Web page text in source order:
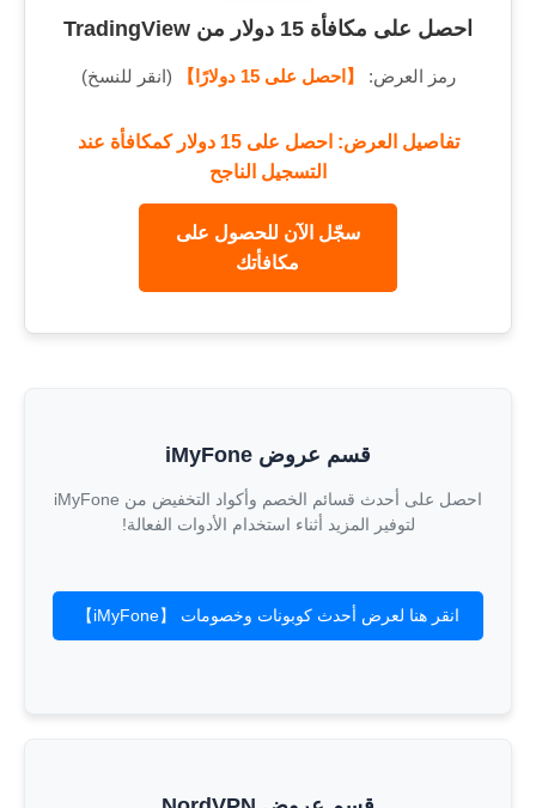
احصل على مكافأة 15 دولار من TradingView
رمز العرض: 【احصل على 15 دولارًا】 (انقر للنسخ)
تفاصيل العرض: احصل على 15 دولار كمكافأة عند
التسجيل الناجح
سجّل الآن للحصول على
مكافأتك
قسم عروض iMyFone
احصل على أحدث قسائم الخصم وأكواد التخفيض من iMyFone
لتوفير المزيد أثناء استخدام الأدوات الفعالة!
انقر هنا لعرض أحدث كوبونات وخصومات 【iMyFone】